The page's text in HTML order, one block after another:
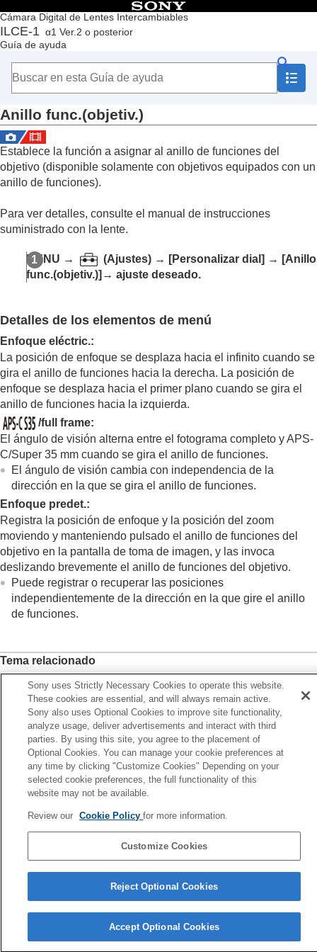
Cámara Digital de Lentes Intercambiables
ILCE-1 α1 Ver.2 o posterior
Guía de ayuda
Contenido
Principio
Cómo utilizar la “Guía de ayuda”
Comprobación de la cámara y los elementos suministrados
Operaciones básicas
Preparación de la cámara/Operaciones básicas de toma
Búsqueda de funciones desde MENU
Utilización de las funciones de toma de imágenes
Personalización de la cámara
Contenido de este capítulo
Asignación de funciones utilizadas con frecuencia
a botones y diales (
(Ajustes de Mi dial)
Registro e invocación de los ajustes de la cámara
Registro de funciones utilizadas con frecuencia
en Mi menú
Ajuste por separado de los ajustes de la cámara
para imágenes fijas y películas
Personalización de las funciones del anillo/dial
Rotación de Av/Tv
Anillo func.(objetiv.)
Bloq. part. funcional.
Uso del botón disparador cuando se graban
películas
Ajustes de monitor/visor
Visionado
Cambio de los ajustes de la cámara
Funciones disponibles con un smartphone
Utilización de un ordenador
Uso del servicio en la nube
Apéndice
Si tiene problemas
Anillo func.(objetiv.)
Establece la función a asignar al anillo de funciones del
objetivo (disponible solamente con objetivos equipados con un
anillo de funciones).
Para ver detalles, consulte el manual de instrucciones
suministrado con la lente.
MENU → (Ajustes) → [Personalizar dial] → [Anillo
func.(objetiv.)] → ajuste deseado.
Detalles de los elementos de menú
Enfoque eléctric.:
La posición de enfoque se desplaza hacia el infinito cuando se
gira el anillo de funciones hacia la derecha. La posición de
enfoque se desplaza hacia el primer plano cuando se gira el
anillo de funciones hacia la izquierda.
/full frame:
El ángulo de visión alterna entre el fotograma completo y APS-
C/Super 35 mm cuando se gira el anillo de funciones.
El ángulo de visión cambia con independencia de la
dirección en la que se gira el anillo de funciones.
Enfoque predet.:
Registra la posición de enfoque y la posición del zoom
moviendo y manteniendo pulsado el anillo de funciones del
objetivo en la pantalla de toma de imagen, y las invoca
deslizando brevemente el anillo de funciones del objetivo.
Puede registrar o recuperar las posiciones
independientemente de la dirección en la que gire el anillo
de funciones.
Tema relacionado
APS-C S35 (Super 35mm) Toma (imagen fija/película)
Anterior
de Av/Tv
Siguiente
Bloq. part.
TP1001366102
Si la versión del software del sistema de su cámara es anterior a la
Ver.2.00, consulte la Guía de ayuda en la URL siguiente.
https://helpguide.sony.net/ilc/2040/v1/es/index.html
Página de selección de idioma
Copyright 2024 Sony Corporation
Sony uses Strictly Necessary Cookies to operate this website.
These cookies are essential, and will always remain active.
Sony also uses Optional Cookies to improve site functionality,
analyze usage, deliver advertisements and interact with third
parties. By using this site, you agree to the placement of
Optional Cookies. You can manage your cookie preferences at
any time by clicking "Customize Cookies" Depending on your
selected cookie preferences, the full functionality of this
website may not be available.
Review our Cookie Policyfor more information.
Customize Cookies
Reject Optional Cookies
Accept Optional Cookies